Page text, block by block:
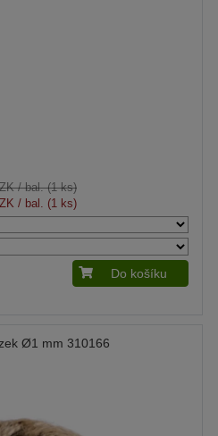
/ bal. (1 ks)
/ bal. (1 ks)
Do košíku
Ø1 mm 310166